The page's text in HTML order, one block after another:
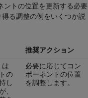
ントの位置を更新する必要
る調整の例をいくつか説
推奨アクション
は
の
し
、
必要に応じてコン
ポーネントの位置
を調整します。